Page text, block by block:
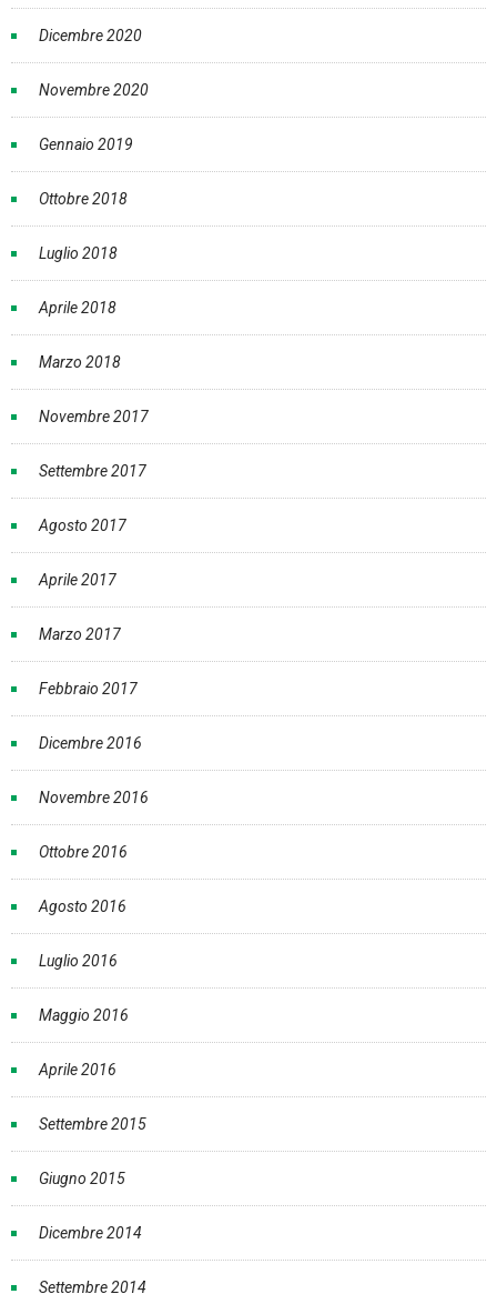
Dicembre 2020
Novembre 2020
Gennaio 2019
Ottobre 2018
Luglio 2018
Aprile 2018
Marzo 2018
Novembre 2017
Settembre 2017
Agosto 2017
Aprile 2017
Marzo 2017
Febbraio 2017
Dicembre 2016
Novembre 2016
Ottobre 2016
Agosto 2016
Luglio 2016
Maggio 2016
Aprile 2016
Settembre 2015
Giugno 2015
Dicembre 2014
Settembre 2014